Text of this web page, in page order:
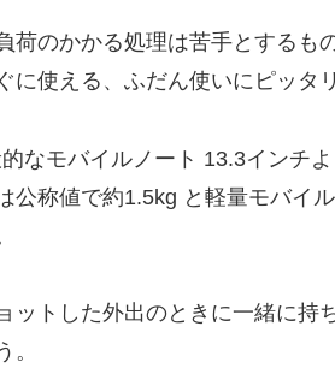
荷のかかる処理は苦手とするも
使える、ふだん使いにピッタ
なモバイルノート 13.3インチ
公称値で約1.5kg と軽量モバイ
ットした外出のときに一緒に持
。